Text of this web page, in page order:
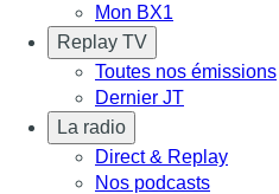
Mon BX1
Replay TV
Toutes nos émissions
Dernier JT
La radio
Direct & Replay
Nos podcasts